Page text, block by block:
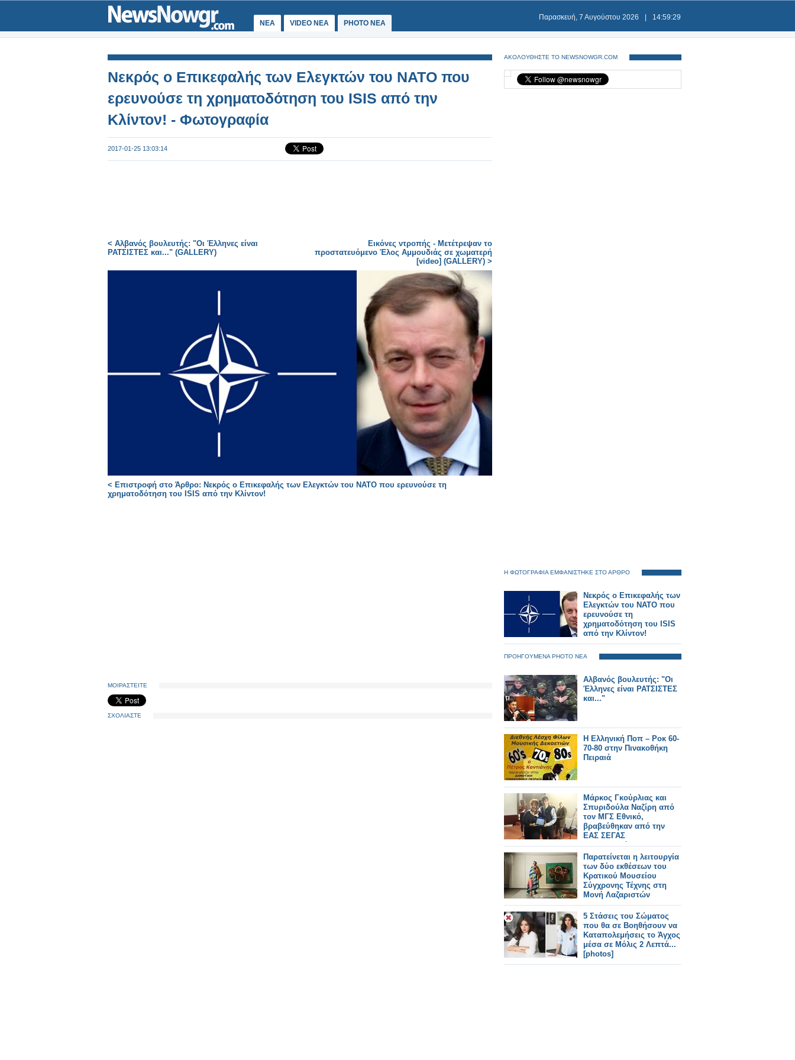
ΝΕΑ VIDEO NEA PHOTO NEA
Παρασκευή, 7 Αυγούστου 2026 14:59:29
Νεκρός ο Eπικεφαλής των Eλεγκτών του ΝΑΤΟ που
ερευνούσε τη χρηματοδότηση του ISIS από την
Κλίντον! - Φωτογραφία
2017-01-25 13:03:14
< Αλβανός βουλευτής: "Οι Έλληνες είναι
ΡΑΤΣΙΣΤΕΣ και..." (GALLERY)
Εικόνες ντροπής - Μετέτρεψαν το
προστατευόμενο Έλος Αμμουδιάς σε χωματερή
[video] (GALLERY) >
< Επιστροφή στο Άρθρο: Νεκρός ο Eπικεφαλής των Eλεγκτών του ΝΑΤΟ που ερευνούσε τη
χρηματοδότηση του ISIS από την Κλίντον!
ΜΟΙΡΑΣΤΕΙΤΕ
ΣΧΟΛΙΑΣΤΕ
ΑΚΟΛΟΥΘΗΣΤΕ ΤΟ NEWSNOWGR.COM
Η ΦΩΤΟΓΡΑΦΙΑ ΕΜΦΑΝΙΣΤΗΚΕ ΣΤΟ ΑΡΘΡΟ
Νεκρός ο Eπικεφαλής των
Eλεγκτών του ΝΑΤΟ που
ερευνούσε τη
χρηματοδότηση του ISIS
από την Κλίντον!
ΠΡΟΗΓΟΥΜΕΝΑ PHOTO ΝΕΑ
Αλβανός βουλευτής: "Οι
Έλληνες είναι ΡΑΤΣΙΣΤΕΣ
και..."
Η Ελληνική Ποπ – Ροκ 60-
70-80 στην Πινακοθήκη
Πειραιά
Μάρκος Γκούρλιας και
Σπυριδούλα Ναζίρη από
τον ΜΓΣ Εθνικό,
βραβεύθηκαν από την
ΕΑΣ ΣΕΓΑΣ
Αν.Μακ.Θράκης, στην
Καβάλα
Παρατείνεται η λειτουργία
των δύο εκθέσεων του
Κρατικού Μουσείου
Σύγχρονης Τέχνης στη
Μονή Λαζαριστών
5 Στάσεις του Σώματος
που θα σε Βοηθήσουν να
Καταπολεμήσεις το Άγχος
μέσα σε Μόλις 2 Λεπτά...
[photos]